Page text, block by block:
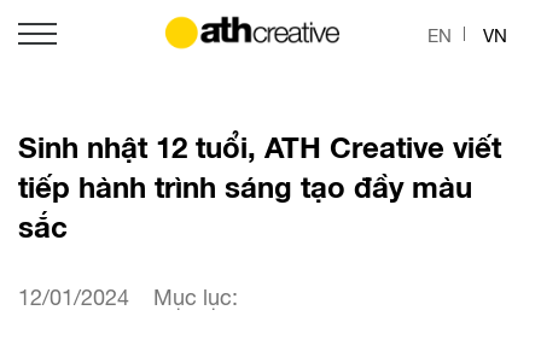
EN VN
Sinh nhật 12 tuổi, ATH Creative viết
tiếp hành trình sáng tạo đầy màu
sắc
12/01/2024 Mục lục: